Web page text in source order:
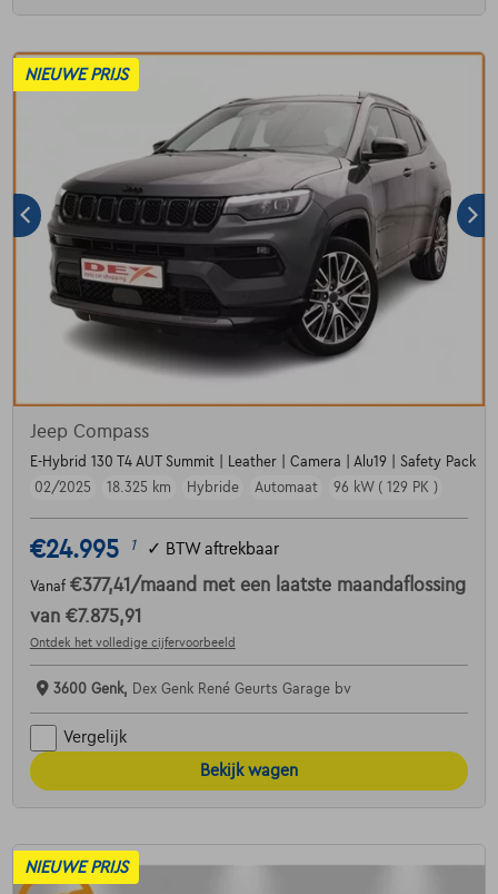
NIEUWE PRIJS
Jeep Compass
E-Hybrid 130 T4 AUT Summit | Leather | Camera | Alu19 | Safety Pack
02/2025
18.325 km Hybride Automaat 96 kW ( 129 PK )
€24.995 1 ✓ BTW aftrekbaar
Vanaf €377,41 /maand met een laatste maandaflossing
van €7.875,91
Ontdek het volledige cijfervoorbeeld
3600 Genk, Dex Genk René Geurts Garage bv
Vergelijk
Bekijk wagen
NIEUWE PRIJS